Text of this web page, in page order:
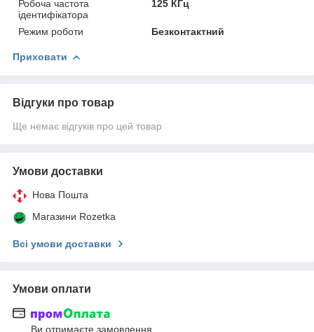
Робоча частота
ідентифікатора
125 КГц
Режим роботи Безконтактний
Приховати
Відгуки про товар
Ще немає відгуків про цей товар
Умови доставки
Нова Пошта
Магазини Rozetka
Всі умови доставки
Умови оплати
Ви отримаєте замовлення